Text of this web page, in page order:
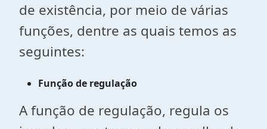
de existência, por meio de várias
funções, dentre as quais temos as
seguintes:
Função de regulação
A função de regulação, regula os